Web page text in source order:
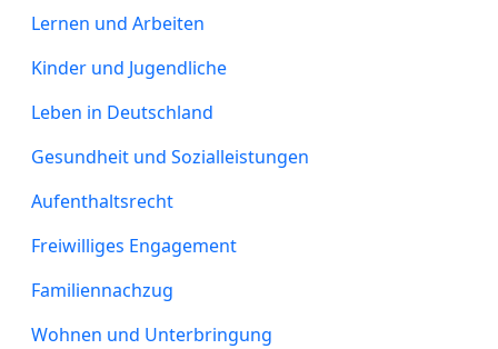
Lernen und Arbeiten
Kinder und Jugendliche
Leben in Deutschland
Gesundheit und Sozialleistungen
Aufenthaltsrecht
Freiwilliges Engagement
Familiennachzug
Wohnen und Unterbringung